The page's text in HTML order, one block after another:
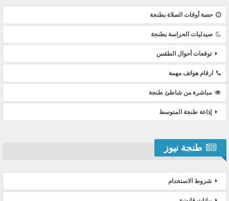
حصة أوقات الصلاة بطنجة
صيدليات الحراسة بطنجة
توقعات أحوال الطقس
ارقام هواتف مهمة
مباشرة من شاطئ طنجة
إذاعة طنجة المتوسط
طنجة نيوز
شروط الاستخدام